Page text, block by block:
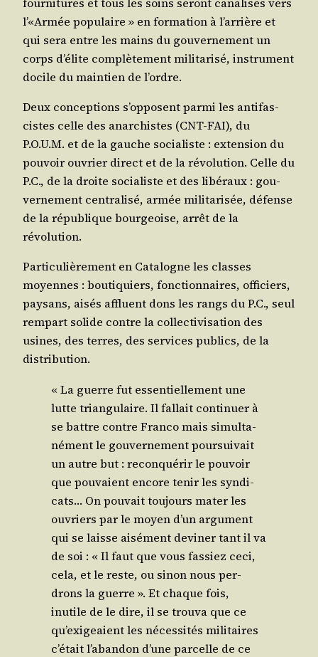
l’«Armée popu­laire » en for­ma­tion à l’arrière et
qui sera entre les mains du gou­ver­ne­ment un
corps d’élite com­plè­te­ment mili­ta­ri­sé, ins­tru­ment
docile du main­tien de l’ordre.
Deux concep­tions s’opposent par­mi les anti­fas­
cistes celle des anar­chistes (CNT-FAI), du
P.O.U.M. et de la gauche socia­liste : exten­sion du
pou­voir ouvrier direct et de la révo­lu­tion. Celle du
P.C., de la droite socia­liste et des libé­raux : gou­
ver­ne­ment cen­tra­li­sé, armée mili­ta­ri­sée, défense
de la répu­blique bour­geoise, arrêt de la
révolution.
Par­ti­cu­liè­re­ment en Cata­logne les classes
moyennes : bou­ti­quiers, fonc­tion­naires, offi­ciers,
pay­sans, aisés affluent dons les rangs du P.C., seul
rem­part solide contre la col­lec­ti­vi­sa­tion des
usines, des terres, des ser­vices publics, de la
distribution.
« La guerre fut essen­tiel­le­ment une
lutte tri­an­gu­laire. Il fal­lait conti­nuer à
se battre contre Fran­co mais simul­ta­
né­ment le gou­ver­ne­ment pour­sui­vait
un autre but : recon­qué­rir le pou­voir
que pou­vaient encore tenir les syn­di­
cats… On pou­vait tou­jours mater les
ouvriers par le moyen d’un argu­ment
qui se laisse aisé­ment devi­ner tant il va
de soi : « Il faut que vous fas­siez ceci,
cela, et le reste, ou sinon nous per­
drons la guerre ». Et chaque fois,
inutile de le dire, il se trou­va que ce
qu’exigeaient les néces­si­tés mili­taires
c’était l’abandon d’une par­celle de ce